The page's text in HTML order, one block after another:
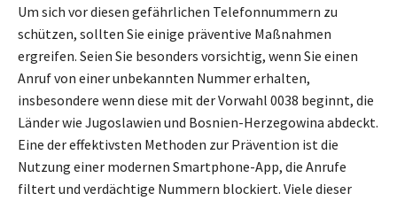
Um sich vor diesen gefährlichen Telefonnummern zu
schützen, sollten Sie einige präventive Maßnahmen
ergreifen. Seien Sie besonders vorsichtig, wenn Sie einen
Anruf von einer unbekannten Nummer erhalten,
insbesondere wenn diese mit der Vorwahl 0038 beginnt, die
Länder wie Jugoslawien und Bosnien-Herzegowina abdeckt.
Eine der effektivsten Methoden zur Prävention ist die
Nutzung einer modernen Smartphone-App, die Anrufe
filtert und verdächtige Nummern blockiert. Viele dieser